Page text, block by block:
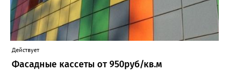
Действует
Фасадные кассеты от 950руб/кв.м